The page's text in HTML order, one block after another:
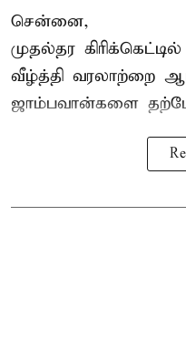
சென்னை,
முதல்தர கிரிக்கெட்
வீழ்த்தி வரலாற்றை
ஜாம்பவான்களை